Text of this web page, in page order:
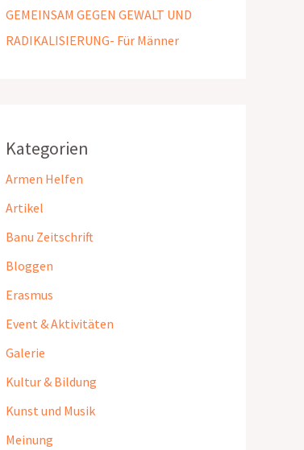
GEMEINSAM GEGEN GEWALT UND
RADIKALISIERUNG- Für Männer
Kategorien
Armen Helfen
Artikel
Banu Zeitschrift
Bloggen
Erasmus
Event & Aktivitäten
Galerie
Kultur & Bildung
Kunst und Musik
Meinung